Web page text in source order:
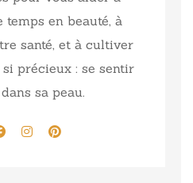
temps en beauté, à
santé, et à cultiver
précieux : se sentir
sa peau.